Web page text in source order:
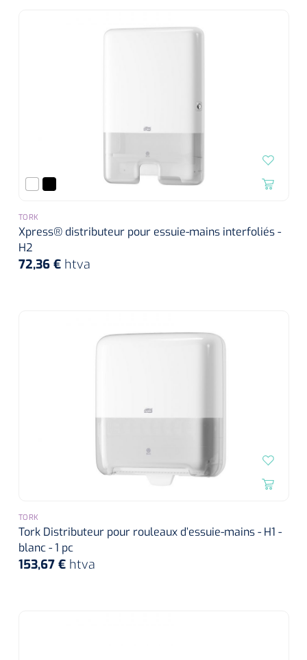
TORK
Xpress® distributeur pour essuie-mains interfoliés -
H2
72,36 € htva
TORK
Tork Distributeur pour rouleaux d’essuie-mains - H1 -
blanc - 1 pc
153,67 € htva